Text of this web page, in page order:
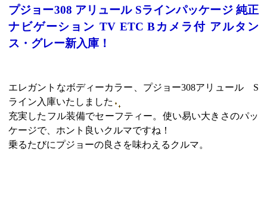
プジョー308 アリュール Sラインパッケージ 純正
ナビゲーション TV ETC Bカメラ付 アルタン
ス・グレー新入庫！
エレガントなボディーカラー、プジョー308アリュール S
ライン入庫いたしました
充実したフル装備でセーフティー。使い易い大きさのパッ
ケージで、ホント良いクルマですね！
乗るたびにプジョーの良さを味わえるクルマ。